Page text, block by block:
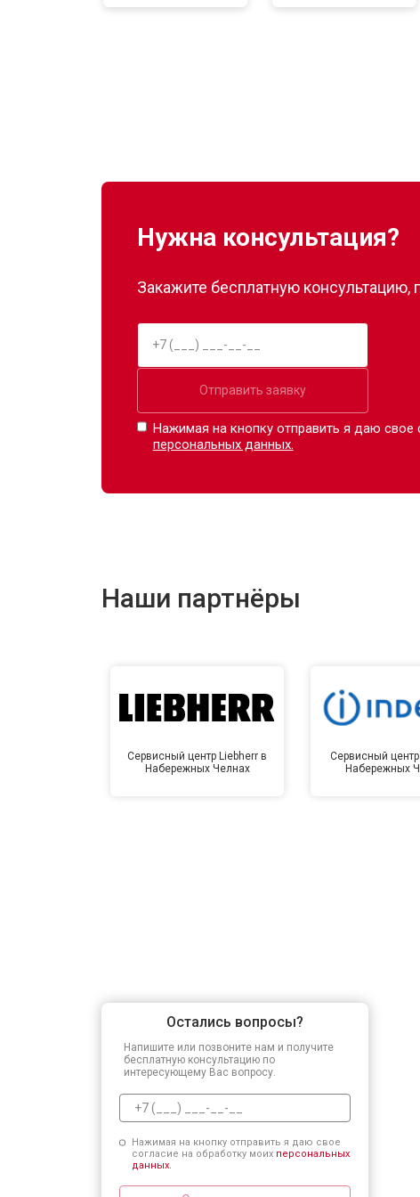
Нужна консультация?
Закажите бесплатную консультацию,
Отправить заявку
Нажимая на кнопку отправить я даю свое
персональных данных.
Наши партнёры
Сервисный центр Liebherr в
Набережных Челнах
Сервисный
Набережных
Остались вопросы?
Напишите или позвоните нам и получите
бесплатную консультацию по
интересующему Вас вопросу.
Нажимая на кнопку отправить я даю свое
согласие на обработку моих персональных
данных.